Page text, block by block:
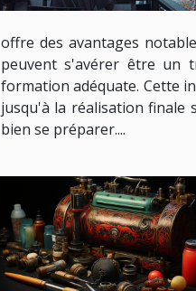
offre des avantages
peuvent s'avérer être un
formation adéquate. Cette
jusqu'à la réalisation finale
bien se préparer....